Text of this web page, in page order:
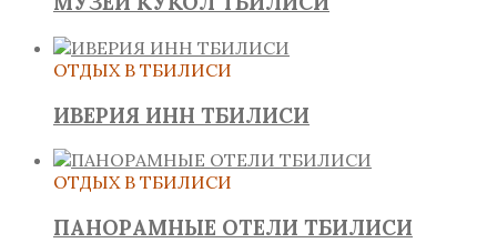
ОТДЫХ В ТБИЛИСИ
ИВЕРИЯ ИНН ТБИЛИСИ
ОТДЫХ В ТБИЛИСИ
ПАНОРАМНЫЕ ОТЕЛИ ТБИЛИСИ